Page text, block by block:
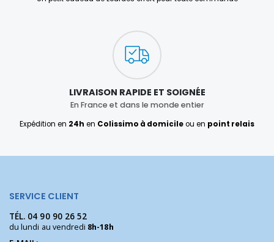
LIVRAISON RAPIDE ET SOIGNÉE
En France et dans le monde entier
Expédition en 24h en Colissimo à domicileou en point relais
SERVICE CLIENT
TÉL. 04 90 90 26 52
du lundi au vendredi 8h-18h